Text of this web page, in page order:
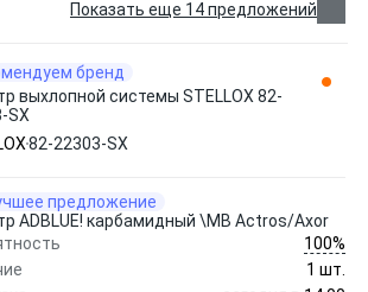
Показать еще 14 предложений
бренд
выхлопной системы STELLOX 82-
SX
82-22303-SX
предложение
ADBLUE! карбамидный \MB Actros/Axor
100%
1 шт.